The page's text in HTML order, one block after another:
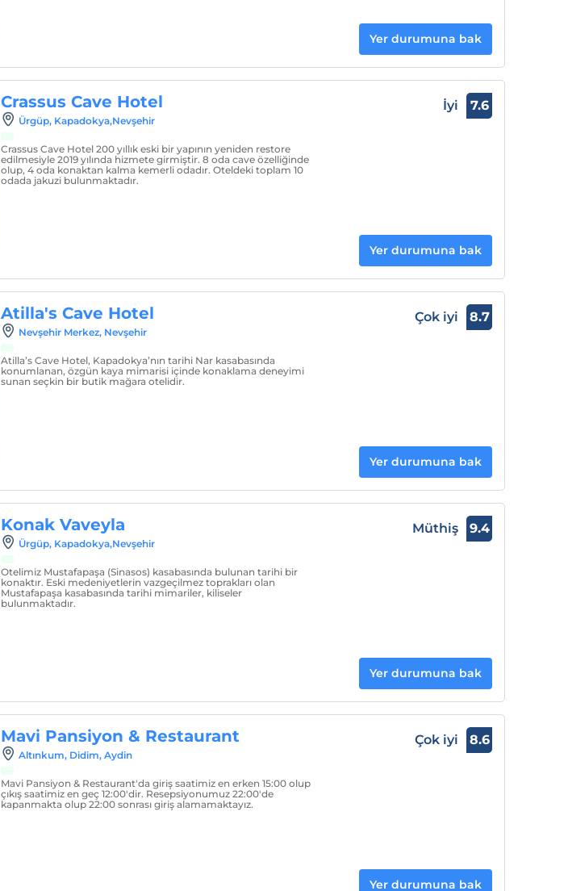
Yer durumuna bak
Crassus Cave Hotel
Ürgüp, Kapadokya,Nevşehir
Crassus Cave Hotel 200 yıllık eski bir yapının yeniden restore
edilmesiyle 2019 yılında hizmete girmiştir. 8 oda cave özelliğinde
olup, 4 oda konaktan kalma kemerli odadır. Oteldeki toplam 10
odada jakuzi bulunmaktadır.
İyi 7.6
Yer durumuna bak
Atilla's Cave Hotel
Nevşehir Merkez, Nevşehir
Atilla’s Cave Hotel, Kapadokya’nın tarihi Nar kasabasında
konumlanan, özgün kaya mimarisi içinde konaklama deneyimi
sunan seçkin bir butik mağara otelidir.
Çok iyi 8.7
Yer durumuna bak
Konak Vaveyla
Ürgüp, Kapadokya,Nevşehir
Otelimiz Mustafapaşa (Sinasos) kasabasında bulunan tarihi bir
konaktır. Eski medeniyetlerin vazgeçilmez toprakları olan
Mustafapaşa kasabasında tarihi mimariler, kiliseler
bulunmaktadır.
Müthiş 9.4
Yer durumuna bak
Mavi Pansiyon & Restaurant
Altınkum, Didim, Aydin
Mavi Pansiyon & Restaurant'da giriş saatimiz en erken 15:00 olup
çıkış saatimiz en geç 12:00'dir. Resepsiyonumuz 22:00'de
kapanmakta olup 22:00 sonrası giriş alamamaktayız.
Çok iyi 8.6
Yer durumuna bak